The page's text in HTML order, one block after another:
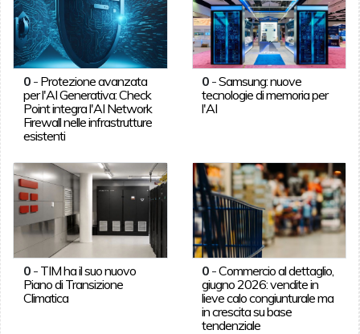
0- Protezione avanzata
per l'AI Generativa: Check
Point integra l'AI Network
Firewall nelle infrastrutture
esistenti
0 -Samsung: nuove
tecnologie di memoria per
l'AI
0- TIM ha il suo nuovo
Piano di Transizione
Climatica
0 -Commercio al dettaglio,
giugno 2026: vendite in
lieve calo congiunturale ma
in crescita su base
tendenziale